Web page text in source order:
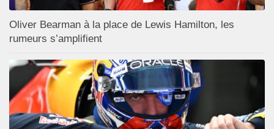
Oliver Bearman à la place de Lewis Hamilton, les
rumeurs s’amplifient